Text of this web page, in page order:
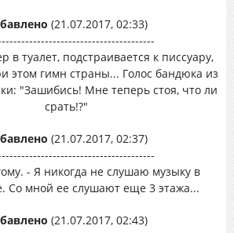
(21.07.2017, 02:33)
в туалет, подстраивается к писсуару,
этом гимн страны... Голос бандюка из
"Зашибись! Мне теперь стоя, что ли
срать!?"
(21.07.2017, 02:37)
- Я никогда не слушаю музыку в
Со мной ее слушают еще 3 этажа...
(21.07.2017, 02:43)